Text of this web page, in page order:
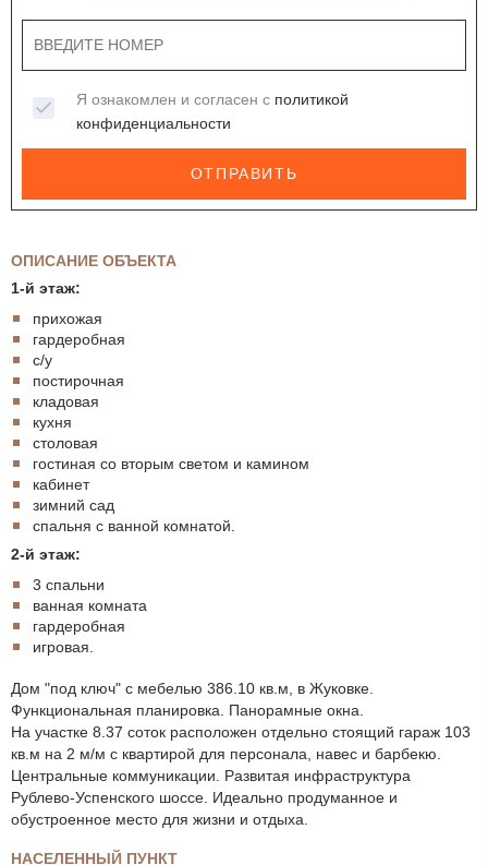
ОПИСАНИЕ ОБЪЕКТА
1-й этаж:
прихожая
гардеробная
с/у
постирочная
кладовая
кухня
столовая
гостиная со вторым светом и камином
кабинет
зимний сад
спальня с ванной комнатой.
2-й этаж:
3 спальни
ванная комната
гардеробная
игровая.
Дом "под ключ" с мебелью 386.10 кв.м, в Жуковке.
Функциональная планировка. Панорамные окна.
На участке 8.37 соток расположен отдельно стоящий гараж 103
кв.м на 2 м/м с квартирой для персонала, навес и барбекю.
Центральные коммуникации. Развитая инфраструктура
Рублево-Успенского шоссе. Идеально продуманное и
обустроенное место для жизни и отдыха.
НАСЕЛЕННЫЙ ПУНКТ
Я ознакомлен и согласен с политикой
конфиденциальности
ОТПРАВИТЬ